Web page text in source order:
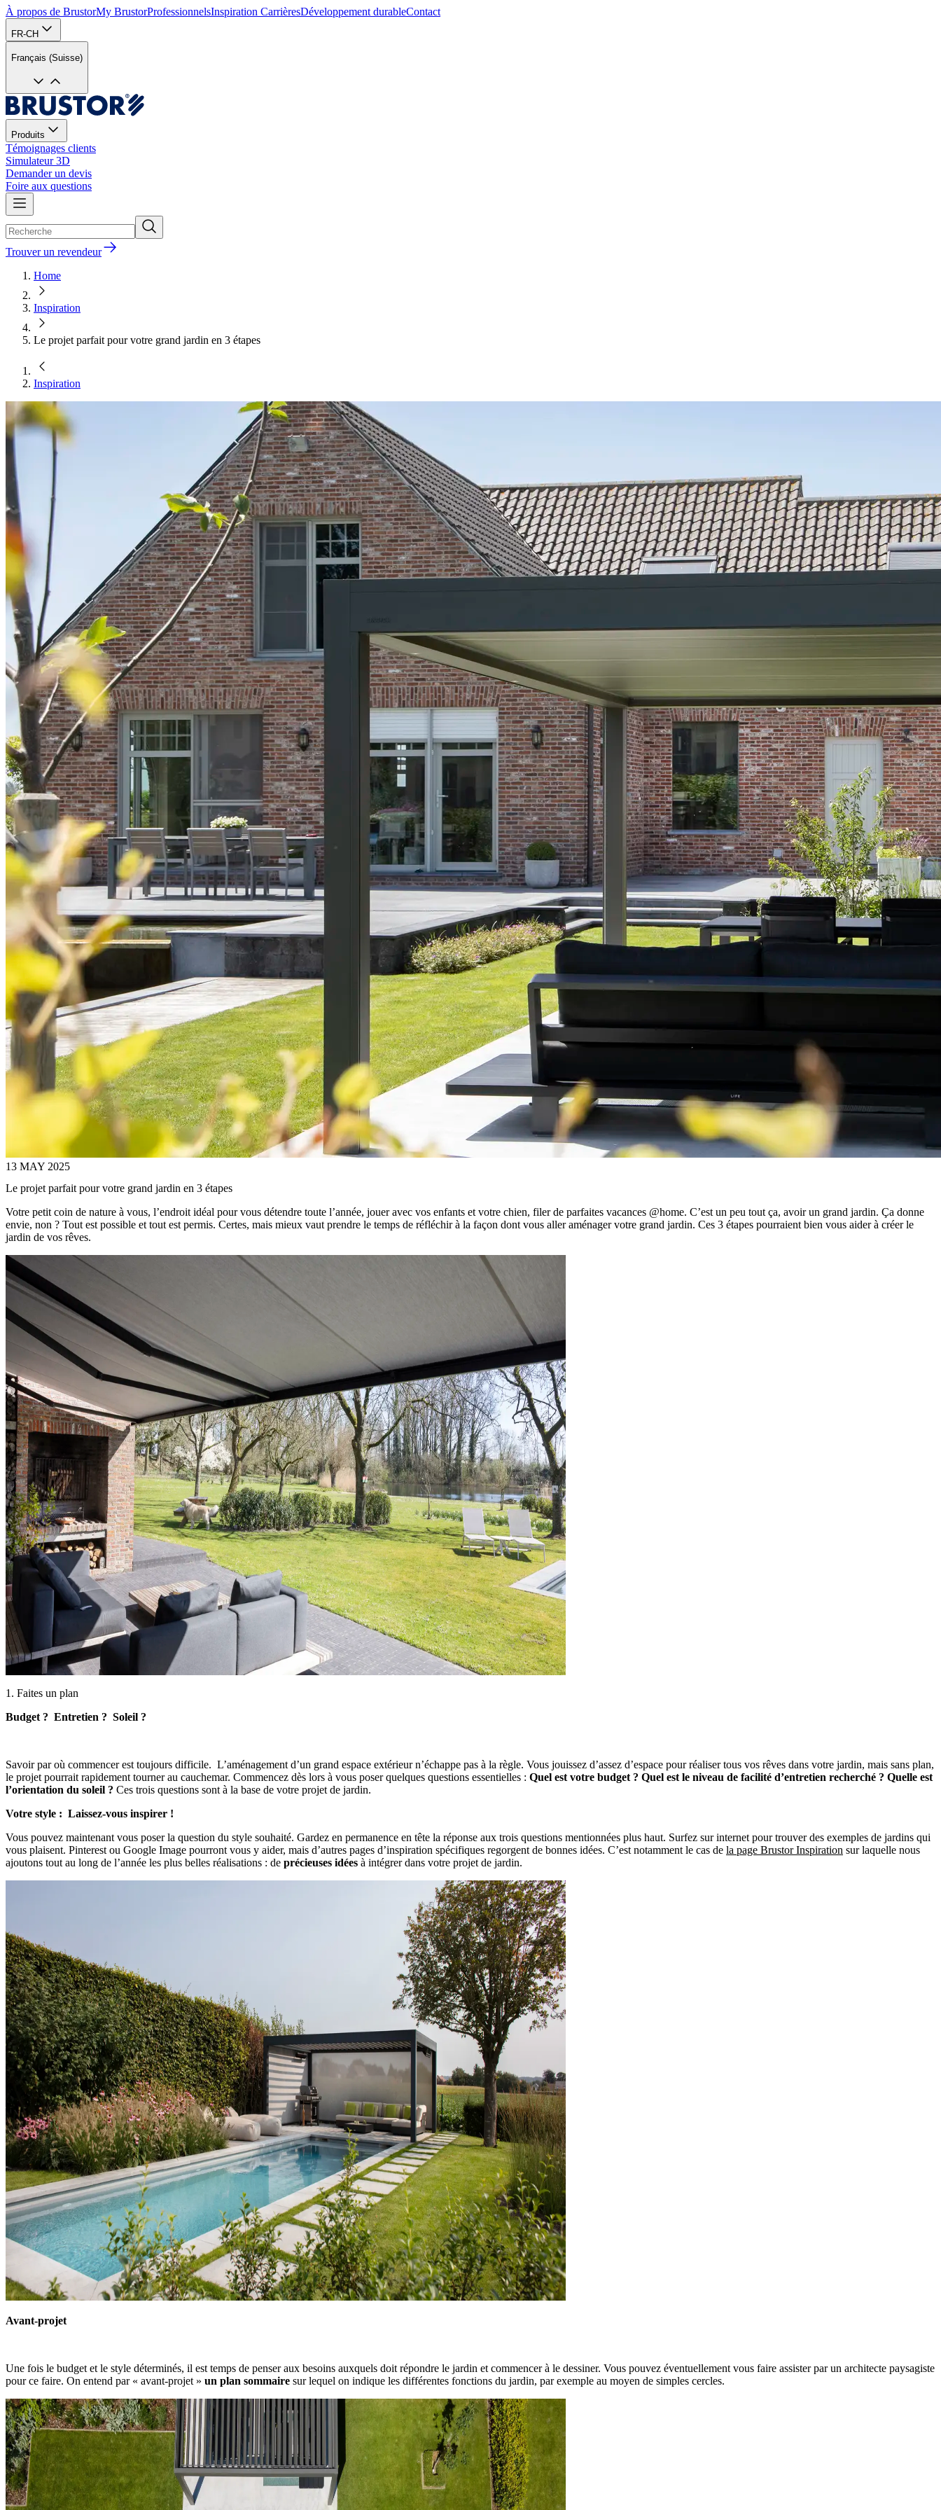
À propos de BrustorMy BrustorProfessionnelsInspiration CarrièresDéveloppement durableContact
FR-CH
Français (Suisse)
Produits
Témoignages clients
Simulateur 3D
Demander un devis
Foire aux questions
Trouver un revendeur
Home
Inspiration
Le projet parfait pour votre grand jardin en 3 étapes
Inspiration
13 MAY 2025
Le projet parfait pour votre grand jardin en 3 étapes
Votre petit coin de nature à vous, l’endroit idéal pour vous détendre toute l’année, jouer avec vos enfants et votre chien, filer de parfaites vacances @home. C’est un peu tout ça, avoir un grand jardin. Ça donne
envie, non ? Tout est possible et tout est permis. Certes, mais mieux vaut prendre le temps de réfléchir à la façon dont vous aller aménager votre grand jardin. Ces 3 étapes pourraient bien vous aider à créer le
jardin de vos rêves.
1. Faites un plan
Budget ? Entretien ? Soleil ?
Savoir par où commencer est toujours difficile. L’aménagement d’un grand espace extérieur n’échappe pas à la règle. Vous jouissez d’assez d’espace pour réaliser tous vos rêves dans votre jardin, mais sans plan,
le projet pourrait rapidement tourner au cauchemar. Commencez dès lors à vous poser quelques questions essentielles : Quel est votre budget ? Quel est le niveau de facilité d’entretien recherché ? Quelle est
l’orientation du soleil ? Ces trois questions sont à la base de votre projet de jardin.
Votre style : Laissez-vous inspirer !
Vous pouvez maintenant vous poser la question du style souhaité. Gardez en permanence en tête la réponse aux trois questions mentionnées plus haut. Surfez sur internet pour trouver des exemples de jardins qui
vous plaisent. Pinterest ou Google Image pourront vous y aider, mais d’autres pages d’inspiration spécifiques regorgent de bonnes idées. C’est notamment le cas de la page Brustor Inspiration sur laquelle nous
ajoutons tout au long de l’année les plus belles réalisations : de précieuses idées à intégrer dans votre projet de jardin.
Avant-projet
Une fois le budget et le style déterminés, il est temps de penser aux besoins auxquels doit répondre le jardin et commencer à le dessiner. Vous pouvez éventuellement vous faire assister par un architecte paysagiste
pour ce faire. On entend par « avant-projet » un plan sommaire sur lequel on indique les différentes fonctions du jardin, par exemple au moyen de simples cercles.